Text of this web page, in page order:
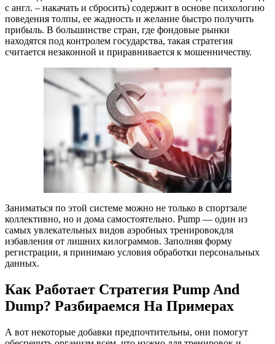
с англ. – накачать и сбросить) содержит в основе психологию
поведения толпы, ее жадность и желание быстро получить
прибыль. В большинстве стран, где фондовые рынки
находятся под контролем государства, такая стратегия
считается незаконной и приравнивается к мошенничеству.
Заниматься по этой системе можно не только в спортзале
коллективно, но и дома самостоятельно. Pump — один из
самых увлекательных видов аэробных тренировокдля
избавления от лишних килограммов. Заполняя форму
регистрации, я принимаю условия обработки персональных
данных.
Как Работает Стратегия Pump And
Dump? Разбираемся На Примерах
А вот некоторые добавки предпочтительны, они помогут